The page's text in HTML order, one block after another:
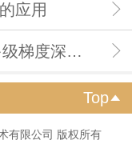
应用
收环保无忧！
Top
有限公司 版权所有